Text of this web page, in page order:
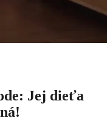
Jej dieťa